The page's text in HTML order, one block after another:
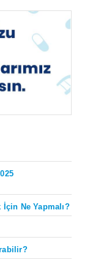
Ne Yapmalı?